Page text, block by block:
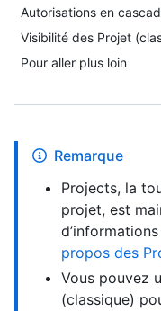
Autorisations en
Visibilité des Projet
Pour aller plus loin
Remarque
Projects, la
projet, est
propos des
Vous pouvez
(classique)